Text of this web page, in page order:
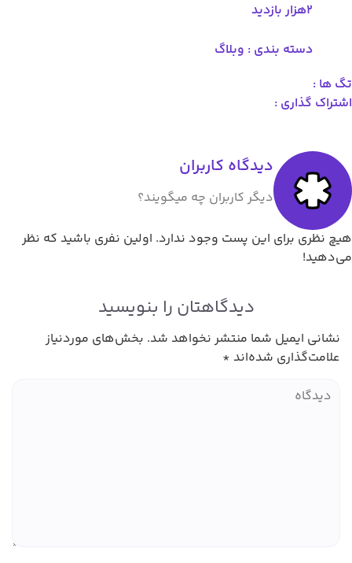
۲هزار بازدید
دسته بندی : وبلاگ
تگ ها :
اشتراک گذاری :
دیدگاه کاربران
دیگر کاربران چه میگویند؟
هیچ نظری برای این پست وجود ندارد. اولین نفری باشید که نظر
می‌دهید!
دیدگاهتان را بنویسید
نشانی ایمیل شما منتشر نخواهد شد. بخش‌های موردنیاز
علامت‌گذاری شده‌اند *